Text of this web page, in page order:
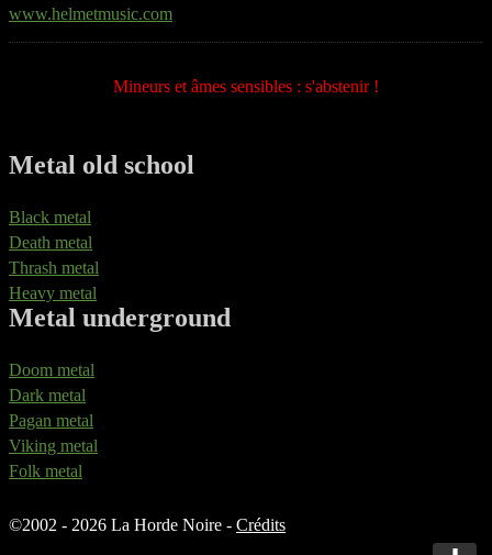
www.helmetmusic.com
Mineurs et âmes sensibles : s'abstenir !
Metal old school
Black metal
Death metal
Thrash metal
Heavy metal
Metal underground
Doom metal
Dark metal
Pagan metal
Viking metal
Folk metal
©2002 - 2026 La Horde Noire - Crédits